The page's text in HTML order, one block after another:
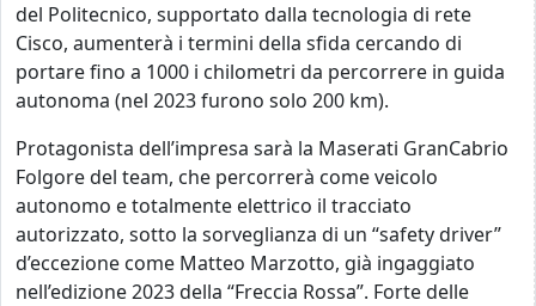
del Politecnico, supportato dalla tecnologia di rete
Cisco, aumenterà i termini della sfida cercando di
portare fino a 1000 i chilometri da percorrere in guida
autonoma (nel 2023 furono solo 200 km).
Protagonista dell’impresa sarà la Maserati GranCabrio
Folgore del team, che percorrerà come veicolo
autonomo e totalmente elettrico il tracciato
autorizzato, sotto la sorveglianza di un “safety driver”
d’eccezione come Matteo Marzotto, già ingaggiato
nell’edizione 2023 della “Freccia Rossa”. Forte delle